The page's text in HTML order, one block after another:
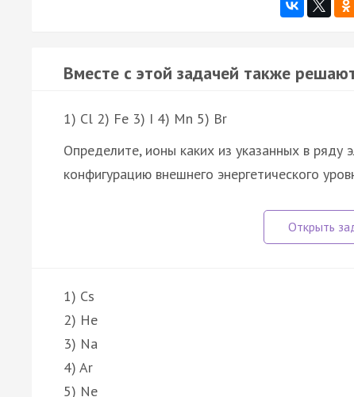
Вместе с этой задачей также
1) Cl 2) Fe 3) I 4) Mn 5) Br
Определите, ионы каких из указанных в ряду
конфигурацию внешнего энергетического
1) Cs
2) He
3) Na
4) Ar
5) Ne